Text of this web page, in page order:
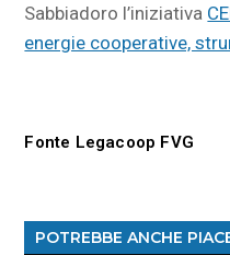
Sabbiadoro l’iniziativa
energie cooperative,
Fonte Legacoop FVG
POTREBBE ANCHE